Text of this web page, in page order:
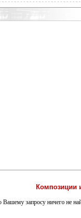
Композиции
запросу ничего не